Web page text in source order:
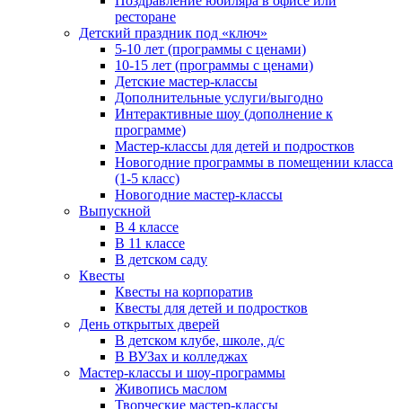
ресторане
Детский праздник под «ключ»
5-10 лет (программы с ценами)
10-15 лет (программы с ценами)
Детские мастер-классы
Дополнительные услуги/выгодно
Интерактивные шоу (дополнение к
программе)
Мастер-классы для детей и подростков
Новогодние программы в помещении класса
(1-5 класс)
Новогодние мастер-классы
Выпускной
В 4 классе
В 11 классе
В детском саду
Квесты
Квесты на корпоратив
Квесты для детей и подростков
День открытых дверей
В детском клубе, школе, д/с
В ВУЗах и колледжах
Мастер-классы и шоу-программы
Живопись маслом
Творческие мастер-классы